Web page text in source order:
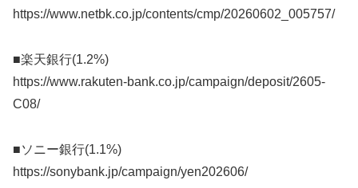
https://www.netbk.co.jp/contents/cmp/20260602_005757/
■楽天銀行(1.2%)
https://www.rakuten-bank.co.jp/campaign/deposit/2605-
C08/
■ソニー銀行(1.1%)
https://sonybank.jp/campaign/yen202606/